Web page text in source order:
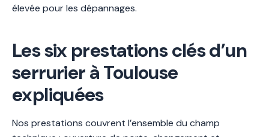
élevée pour les dépannages.
Les six prestations clés d’un
serrurier à Toulouse
expliquées
Nos prestations couvrent l’ensemble du champ